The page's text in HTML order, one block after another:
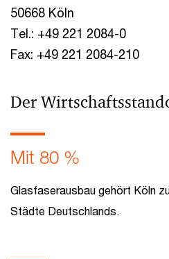
50668 Köln
Tel.: +49 221 2084-0
Fax: +49 221 2084-210
Der
Mit 80 %
Glasfaserausbau gehört Köln
Städte Deutschlands.